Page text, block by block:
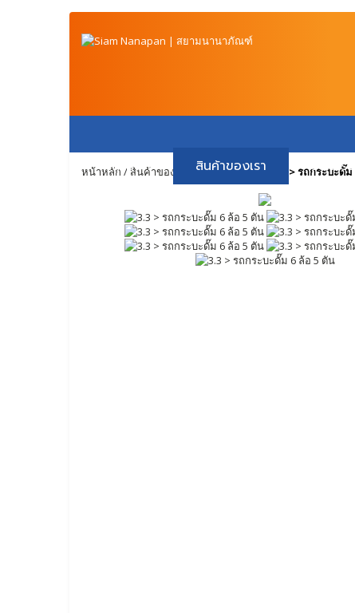
หน้าหลัก สินค้าของเรา วิธีการ
หน้าหลัก / สินค้าของเรา /3. รถกระบะดั๊ม 3.3 > รถกระบะดั๊